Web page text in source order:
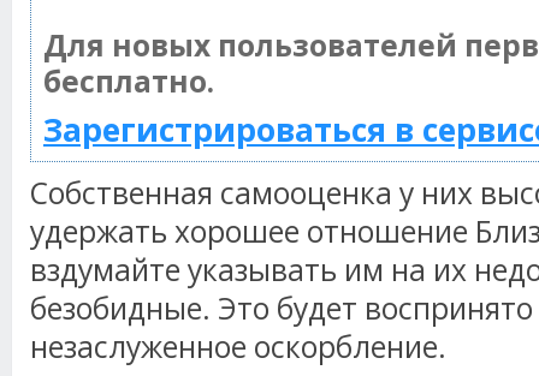
Для новых пользователей
бесплатно.
Зарегистрироваться в
Собственная самооценка у них
удержать хорошее отношение
вздумайте указывать им на их
безобидные. Это будет
незаслуженное оскорбление.